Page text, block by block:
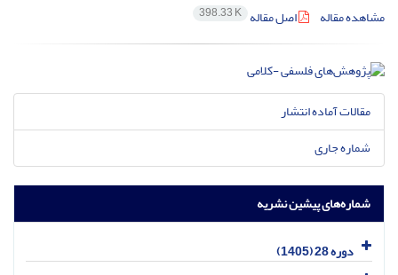
مشاهده مقاله
اصل مقاله 398.33 K
مقالات آماده انتشار
شماره جاری
شماره‌های پیشین نشریه
دوره 28 (1405)